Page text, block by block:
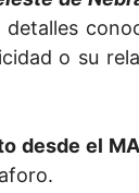
o su
desde el